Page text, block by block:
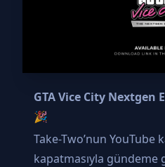
GTA Vice City Nextgen
🎉
Take-Two’nun YouTube
kapatmasıyla gündeme